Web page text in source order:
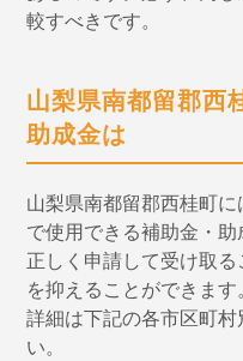
較すべきです。
山梨県南都留郡西
助成金は
山梨県南都留郡西桂町
で使用できる補助金・助
正しく申請して受け取
を抑えることができます。
詳細は下記の各市区町
い。